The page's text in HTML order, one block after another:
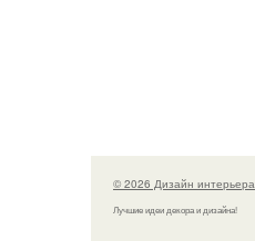
© 2026 Дизайн интерьера
Лучшие идеи декора и дизайна!